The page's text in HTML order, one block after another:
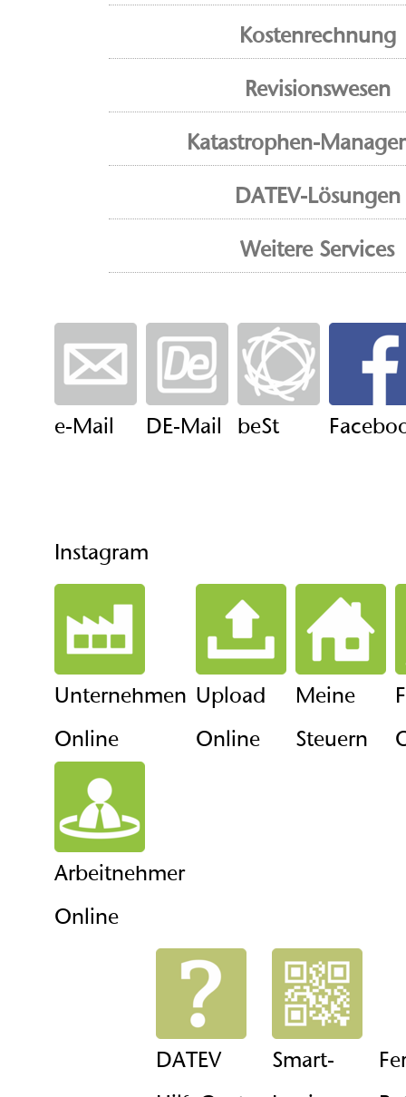
Kostenrechnung
Revisionswesen
Katastrophen-
DATEV-Lösungen
Weitere Services
e-Mail DE-Mail beSt
Instagram
Unternehmen
Online
Upload
Online
Meine
Steuern
Arbeitnehmer
Online
DATEV
Smart-